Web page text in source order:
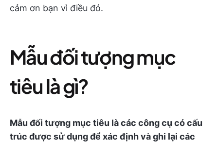
cảm ơn bạn vì điều đó.
Mẫu đối tượng mục
tiêu là gì?
Mẫu đối tượng mục tiêu là các công cụ có cấu
trúc được sử dụng để xác định và ghi lại các